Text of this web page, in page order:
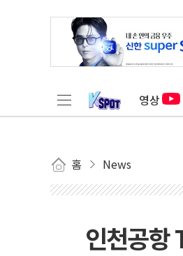
영상
홈 News
인천공항